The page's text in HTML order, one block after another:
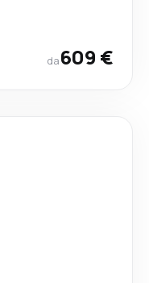
da609 €